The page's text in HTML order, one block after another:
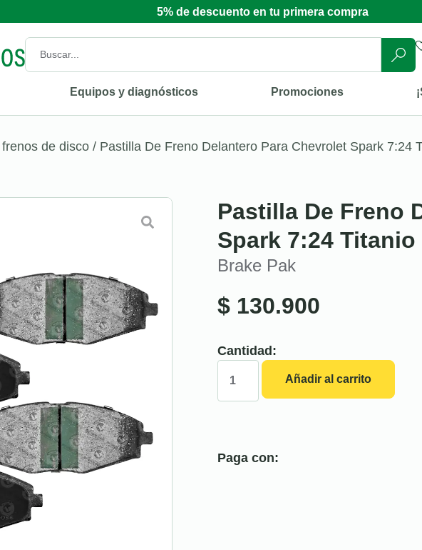
5% de descuento en tu primera compra
Equipos y diagnósticos Promociones
de disco / Pastilla De Freno Delantero Para Chevrolet Spark 7:24
Pastilla De Freno
Spark 7:24 Titanio
Brake Pak
$ 130.900
Cantidad:
Añadir al carrito
Paga con: